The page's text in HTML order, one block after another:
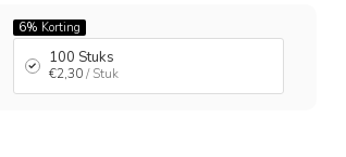
6% Korting
100 Stuks
€2,30 / Stuk